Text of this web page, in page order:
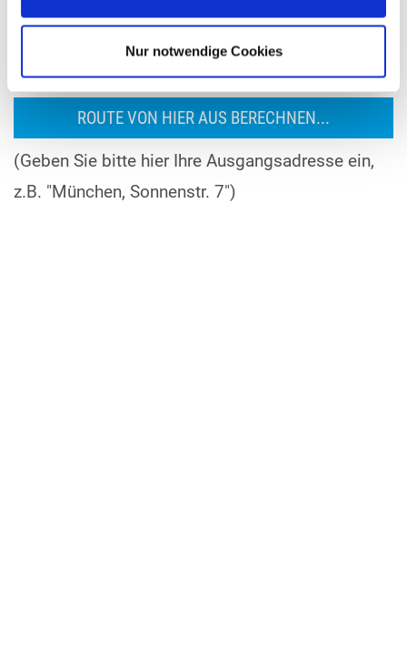
Nur notwendige Cookies
(Geben Sie bitte hier Ihre Ausgangsadresse ein,
z.B. "München, Sonnenstr. 7")